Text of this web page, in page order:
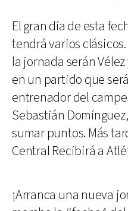
El gran día de esta
tendrá varios
la jornada serán
en un partido que
entrenador del
Sebastián
sumar puntos. Más
Central Recibirá a
¡Arranca una nueva